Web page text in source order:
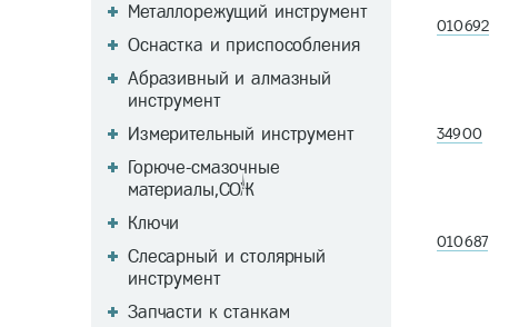
Металлорежущий инструмент
Оснастка и приспособления
Абразивный и алмазный
инструмент
Измерительный инструмент
Горюче-смазочные
материалы,СОЖ
Ключи
Слесарный и столярный
инструмент
Запчасти к станкам
010692
34900
010687